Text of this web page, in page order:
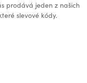
prodává jeden z našich
slevové kódy.